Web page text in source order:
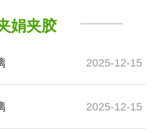
娟夹胶
2025-12-15
2025-12-15